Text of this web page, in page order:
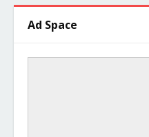
Ad Space